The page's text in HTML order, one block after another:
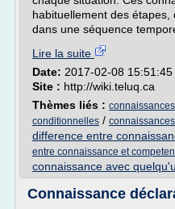
habituellement des
dans une séquence
Lire la suite
Date: 2017-02-08 15:51:45
Site : http://wiki.teluq.ca
Thèmes liés :
conditionnelles /
difference entre
entre connaissance et
connaissance avec
Connaissance